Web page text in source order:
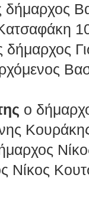
δήμαρχος
δήμαρχος
ο
Νίκος